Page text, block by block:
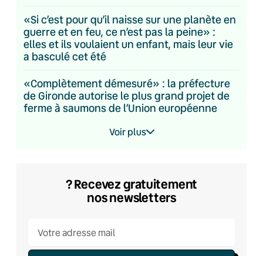
«Si c’est pour qu’il naisse sur une planète en
guerre et en feu, ce n’est pas la peine» :
elles et ils voulaient un enfant, mais leur vie
a basculé cet été
«Complètement démesuré» : la préfecture
de Gironde autorise le plus grand projet de
ferme à saumons de l’Union européenne
Voir plus
? Recevez gratuitement
nos newsletters